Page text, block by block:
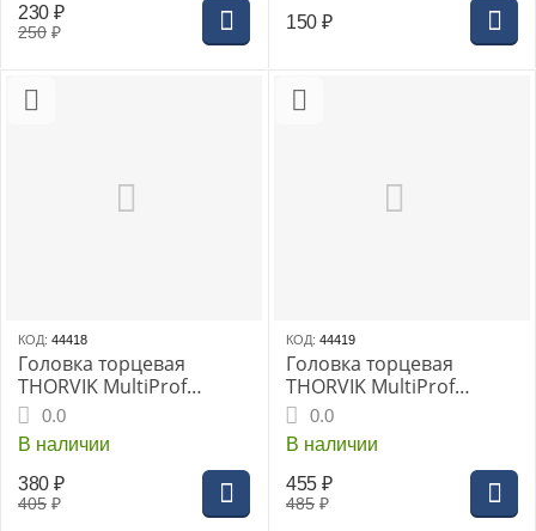
250 ₽
230 ₽ 150 ₽
КОД: 44418
Головка торцевая
THORVIK MultiProf
1/2"DR 27 мм, (MP01227)
0.0
В наличии
405 ₽
380 ₽
КОД: 44419
Головка торцевая
THORVIK MultiProf
1/2"DR 30 мм, (MP01230)
0.0
В наличии
485 ₽
455 ₽